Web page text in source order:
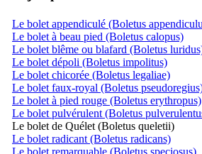
Le bolet appendiculé (Boletus
Le bolet à beau pied (Boletus calopus)
Le bolet blême ou blafard (Boletus
Le bolet dépoli (Boletus impolitus)
Le bolet chicorée (Boletus legaliae)
Le bolet faux-royal (Boletus
Le bolet à pied rouge (Boletus erythropus)
Le bolet pulvérulent (Boletus
Le bolet de Quélet (Boletus queletii)
Le bolet radicant (Boletus radicans)
Le bolet remarquable (Boletus speciosus)